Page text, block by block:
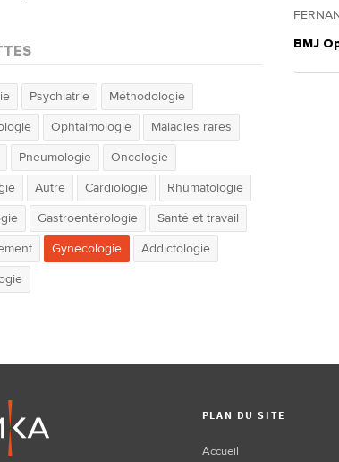
BMJ
Psychiatrie
Méthodologie
Ophtalmologie
Maladies rares
Pneumologie
Oncologie
Autre Cardiologie
Rhumatologie
Gastroentérologie
Santé et travail
Gynécologie
Addictologie
PLAN DU SITE
Accueil